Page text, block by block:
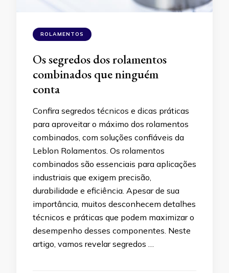
ROLAMENTOS
Os segredos dos rolamentos
combinados que ninguém
conta
Confira segredos técnicos e dicas práticas
para aproveitar o máximo dos rolamentos
combinados, com soluções confiáveis da
Leblon Rolamentos. Os rolamentos
combinados são essenciais para aplicações
industriais que exigem precisão,
durabilidade e eficiência. Apesar de sua
importância, muitos desconhecem detalhes
técnicos e práticas que podem maximizar o
desempenho desses componentes. Neste
artigo, vamos revelar segredos …